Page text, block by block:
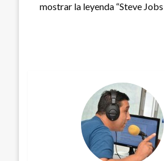
mostrar la leyenda “Steve